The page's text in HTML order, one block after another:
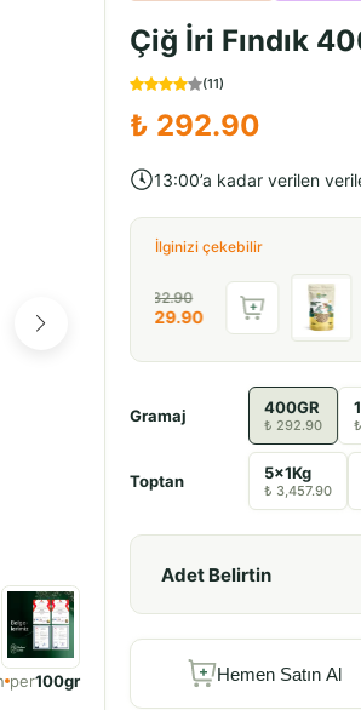
per100gr
Çiğ İri Fındık
(11)
₺ 292.90
13:00’a kadar verilen
İlginizi çekebilir
₺ 29.90 Beyaz Leblebi
Gramaj 400GR
₺ 292.90
Toptan 5x1Kg
₺ 3,457.90
Adet Belirtin
Hemen Satın Al